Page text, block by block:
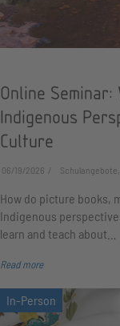
Online
Indigenous
Culture
06/19/2026
How do picture books,
Indigenous
learn and teach about…
Read more